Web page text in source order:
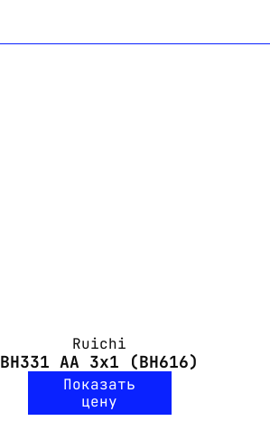
Ruichi
BH331 AA 3x1 (BH616)
Показать
цену